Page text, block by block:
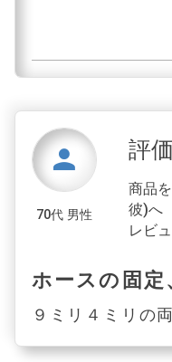
person
70代 男性
評
商品
彼)へ
レビ
ホースの固定
９ミリ４ミリの